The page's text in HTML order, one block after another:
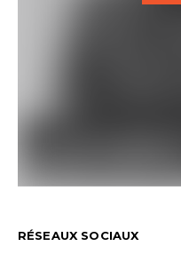
RÉSEAUX SOCIAUX